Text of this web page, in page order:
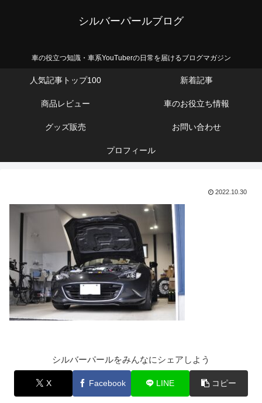
シルバーパールブログ
車の役立つ知識・車系YouTuberの日常を届けるブログマガジン
人気記事トップ100 新着記事
商品レビュー 車のお役立ち情報
グッズ販売 お問い合わせ
プロフィール
2022.10.30
シルバーパールをみんなにシェアしよう
X Facebook LINE コピー